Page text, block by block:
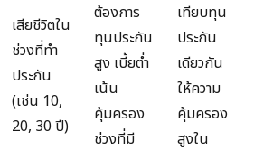
เสียชีวิตใน
ช่วงที่ทำ
ประกัน
(เช่น 10,
20, 30 ปี)
ต้องการ
ทุนประกัน
สูง เบี้ยต่ำ
เน้น
คุ้มครอง
ช่วงที่มี
เทียบทุน
ประกัน
เดียวกัน
ให้ความ
คุ้มครอง
สูงใน